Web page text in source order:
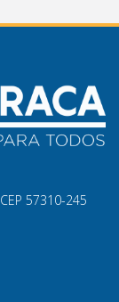
57310-245